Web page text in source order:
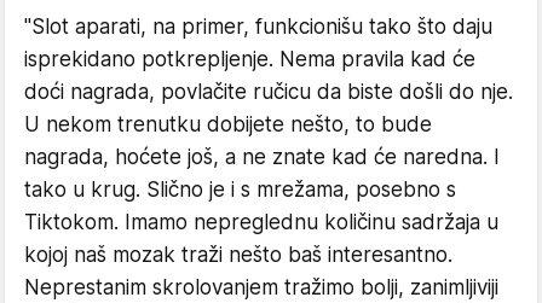
"Slot aparati, na primer, funkcionišu tako što daju
isprekidano potkrepljenje. Nema pravila kad će
doći nagrada, povlačite ručicu da biste došli do nje.
U nekom trenutku dobijete nešto, to bude
nagrada, hoćete još, a ne znate kad će naredna. I
tako u krug. Slično je i s mrežama, posebno s
Tiktokom. Imamo nepreglednu količinu sadržaja u
kojoj naš mozak traži nešto baš interesantno.
Neprestanim skrolovanjem tražimo bolji, zanimljiviji